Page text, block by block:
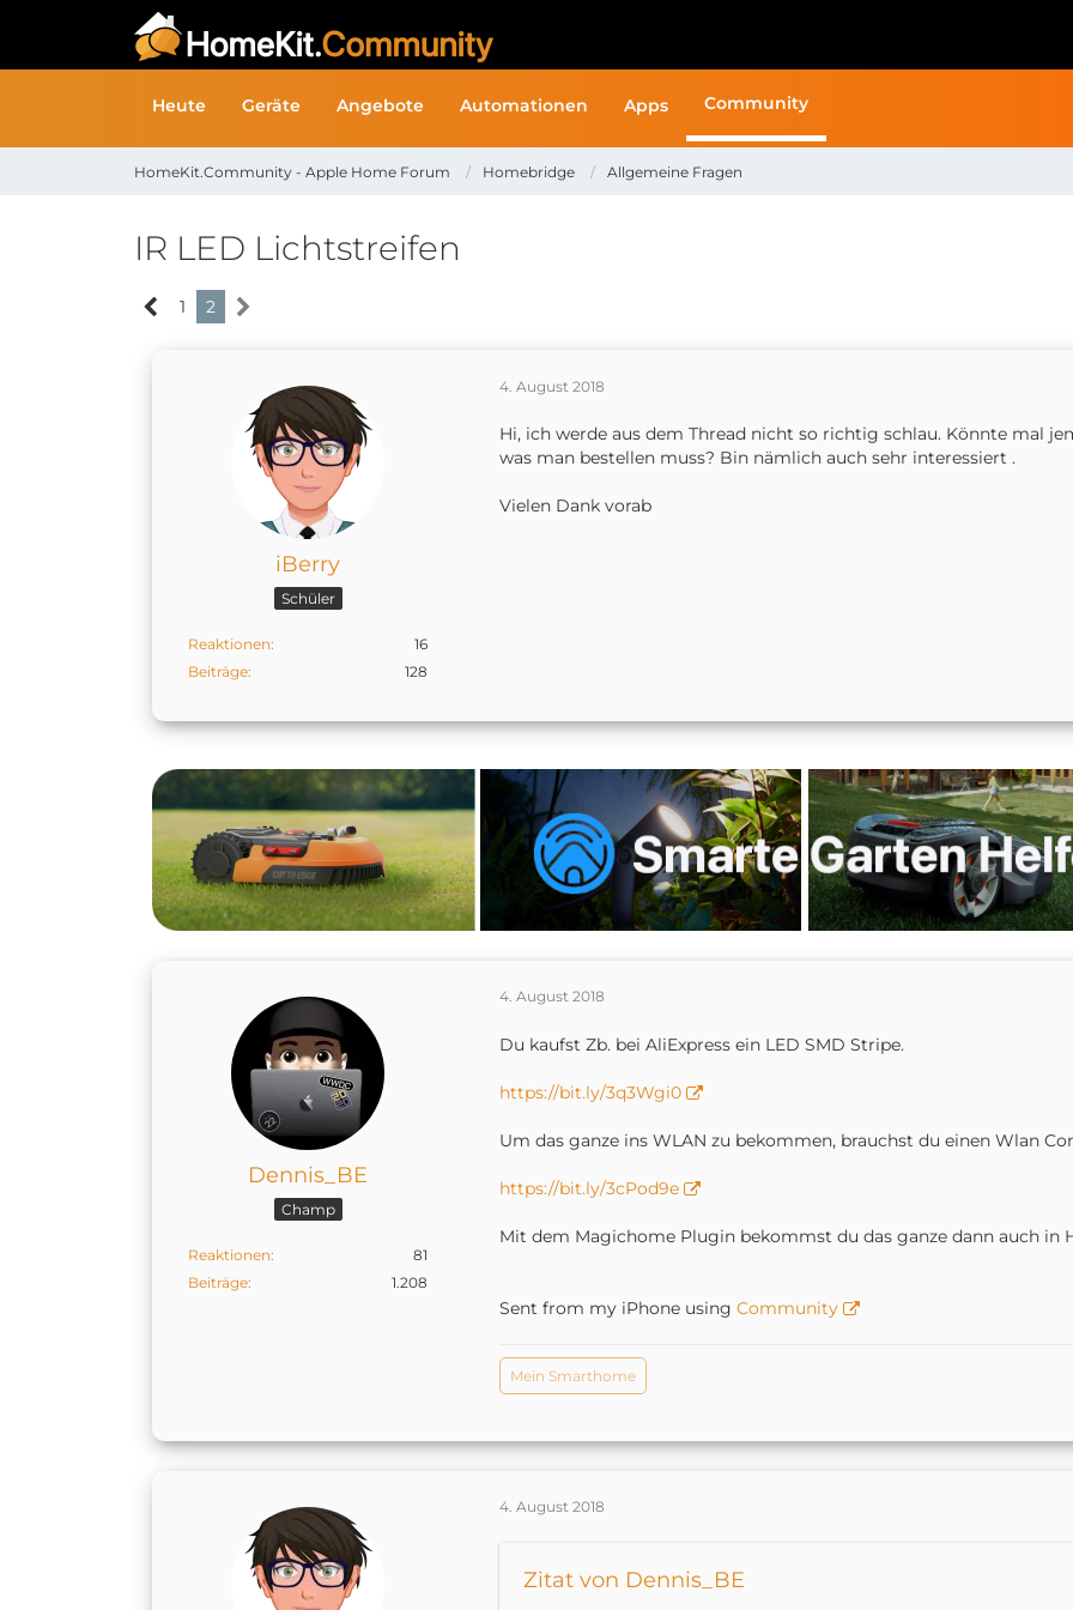
Heute Geräte Angebote Automationen Apps Community
HomeKit.Community - Apple Home Forum Homebridge Allgemeine Fragen
IR LED Lichtstreifen
1 2
iBerry
Schüler
Reaktionen
16
Beiträge
128
4. August 2018
Hi, ich werde aus dem Thread nicht so richtig schlau. Könnte mal
was man bestellen muss? Bin nämlich auch sehr interessiert .
Vielen Dank vorab
Dennis_BE
Champ
Reaktionen
81
Beiträge
1.208
4. August 2018
Du kaufst Zb. bei AliExpress ein LED SMD Stripe.
https://bit.ly/3q3Wgi0
Um das ganze ins WLAN zu bekommen, brauchst du einen Wlan
https://bit.ly/3cPod9e
Mit dem Magichome Plugin bekommst du das ganze dann auch in
Sent from my iPhone using Community
Mein Smarthome
4. August 2018
Zitat von Dennis_BE